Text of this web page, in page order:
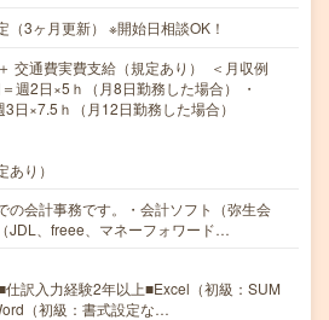
（3ヶ月更新） ※開始日相談OK！
交通費実費支給（規定あり） ＜月収例
週2日×5ｈ（月8日勤務した場合） ・
日×7.5ｈ（月12日勤務した場合）
り）
の会計事務です。・会計ソフト（弥生会
JDL、freee、マネーフォワード…
仕訳入力経験2年以上■Excel（初級：SUM
（初級：書式設定な…